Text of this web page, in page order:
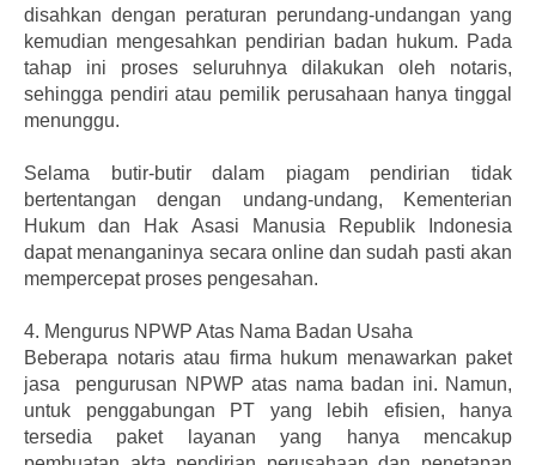
disahkan dengan peraturan perundang-undangan yang
kemudian mengesahkan pendirian badan hukum. Pada
tahap ini proses seluruhnya dilakukan oleh notaris,
sehingga pendiri atau pemilik perusahaan hanya tinggal
menunggu.
Selama butir-butir dalam piagam pendirian tidak
bertentangan dengan undang-undang, Kementerian
Hukum dan Hak Asasi Manusia Republik Indonesia
dapat menanganinya secara online dan sudah pasti akan
mempercepat proses pengesahan.
4. Mengurus NPWP Atas Nama Badan Usaha
Beberapa notaris atau firma hukum menawarkan paket
jasa pengurusan NPWP atas nama badan ini. Namun,
untuk penggabungan PT yang lebih efisien, hanya
tersedia paket layanan yang hanya mencakup